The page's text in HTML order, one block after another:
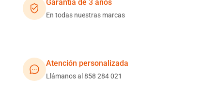
Garantía de 3 años
En todas nuestras marcas
Atención personalizada
Llámanos al 858 284 021